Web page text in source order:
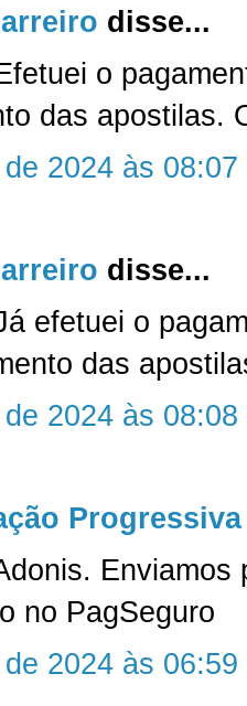
disse...
o
das apostilas.
2024 às 08:07
disse...
efetuei o
das
2024 às 08:08
Progressiva
Enviamos
no PagSeguro
2024 às 06:59